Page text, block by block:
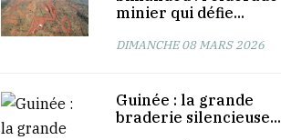
minier qui défie...
DIMANCHE 08 MARS 2026
Guinée : la grande
braderie silencieuse...